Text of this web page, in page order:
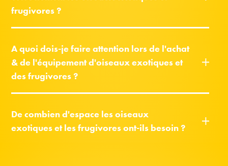
frugivores ?
A quoi dois-je faire attention lors de l'achat
& de l'équipement d'oiseaux exotiques et
des frugivores ?
De combien d'espace les oiseaux
exotiques et les frugivores ont-ils besoin ?